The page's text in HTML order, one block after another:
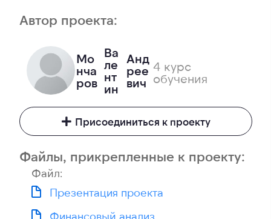
Автор проекта:
Мо
нча
ров
Ва
ле
нт
ин
Анд
рее
вич
4 курс
обучения
Присоединиться к проекту
Файлы, прикрепленные к проекту:
Файл:
Презентация проекта
Финансовый анализ